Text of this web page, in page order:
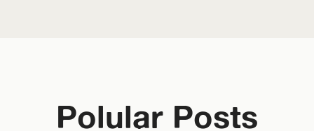
Polular Posts